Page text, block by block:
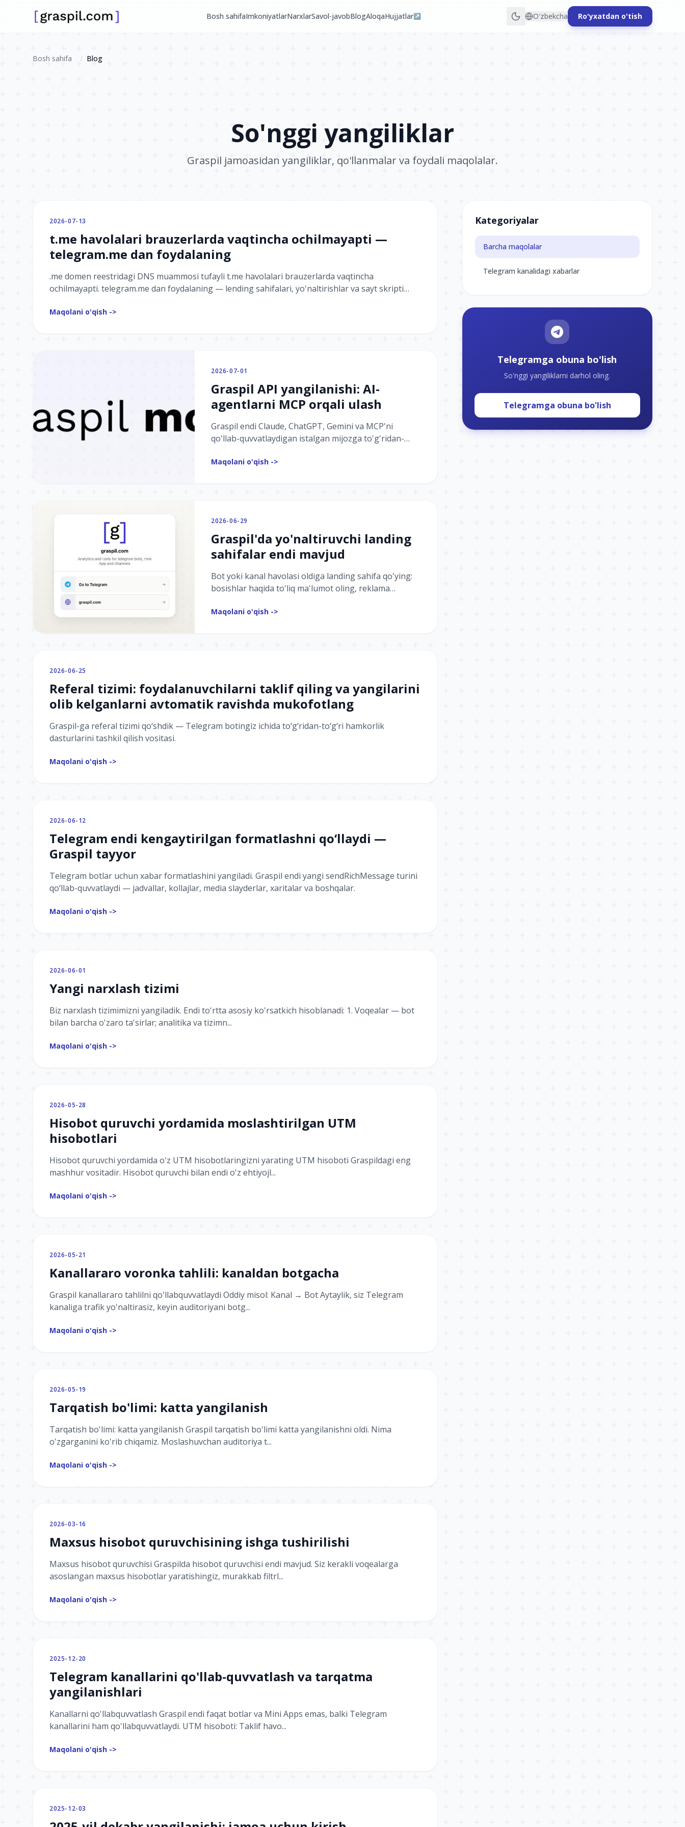
Bosh sahifaImkoniyatlarNarxlarSavol-javobBlogAloqaHujjatlar↗ O'zbekcha Ro'yxatdan o'tish
Bosh sahifa / Blog
So'nggi yangiliklar
Graspil jamoasidan yangiliklar, qo'llanmalar va foydali maqolalar.
2026-07-13
t.me havolalari brauzerlarda vaqtincha ochilmayapti —
telegram.me dan foydalaning
.me domen reestridagi DNS muammosi tufayli t.me havolalari brauzerlarda vaqtincha
ochilmayapti. telegram.me dan foydalaning — lending sahifalari, yo'naltirishlar va sayt skripti
Maqolani o'qish ->
2026-07-01
Graspil API yangilanishi: AI-
agentlarni MCP orqali ulash
Graspil endi Claude, ChatGPT, Gemini va MCP'ni
qo'llab-quvvatlaydigan istalgan mijozga to'g'ridan-
ishlaydi va amallarni bajaradi.
Maqolani o'qish ->
2026-06-29
Graspil'da yo'naltiruvchi landing
sahifalar endi mavjud
Bot yoki kanal havolasi oldiga landing sahifa qo'ying:
bosishlar haqida to'liq ma'lumot oling, reklama
xizmatlarini qo'shing.
Maqolani o'qish ->
2026-06-25
Referal tizimi: foydalanuvchilarni taklif qiling va yangilarini
olib kelganlarni avtomatik ravishda mukofotlang
Graspil-ga referal tizimi qoʻshdik — Telegram botingiz ichida toʻgʻridan-toʻgʻri hamkorlik
dasturlarini tashkil qilish vositasi.
Maqolani o'qish ->
2026-06-12
Telegram endi kengaytirilgan formatlashni qoʻllaydi —
Graspil tayyor
Telegram botlar uchun xabar formatlashini yangiladi. Graspil endi yangi sendRichMessage turini
qoʻllab-quvvatlaydi — jadvallar, kollajlar, media slayderlar, xaritalar va boshqalar.
Maqolani o'qish ->
2026-06-01
Yangi narxlash tizimi
Biz narxlash tizimimizni yangiladik. Endi to'rtta asosiy ko'rsatkich hisoblanadi: 1. Voqealar — bot
bilan barcha o'zaro ta'sirlar; analitika va tizimn...
Maqolani o'qish ->
2026-05-28
Hisobot quruvchi yordamida moslashtirilgan UTM
hisobotlari
Hisobot quruvchi yordamida o'z UTM hisobotlaringizni yarating UTM hisoboti Graspildagi eng
mashhur vositadir. Hisobot quruvchi bilan endi o'z ehtiyojl...
Maqolani o'qish ->
2026-05-21
Kanallararo voronka tahlili: kanaldan botgacha
Graspil kanallararo tahlilni qo'llabquvvatlaydi Oddiy misol: Kanal → Bot Aytaylik, siz Telegram
kanaliga trafik yo'naltirasiz, keyin auditoriyani botg...
Maqolani o'qish ->
2026-05-19
Tarqatish bo'limi: katta yangilanish
Tarqatish bo'limi: katta yangilanish Graspil tarqatish bo'limi katta yangilanishni oldi. Nima
o'zgarganini ko'rib chiqamiz. Moslashuvchan auditoriya t...
Maqolani o'qish ->
2026-03-16
Maxsus hisobot quruvchisining ishga tushirilishi
Maxsus hisobot quruvchisi Graspilda hisobot quruvchisi endi mavjud. Siz kerakli voqealarga
asoslangan maxsus hisobotlar yaratishingiz, murakkab filtrl...
Maqolani o'qish ->
2025-12-20
Telegram kanallarini qo'llab-quvvatlash va tarqatma
yangilanishlari
Kanallarni qo'llabquvvatlash Graspil endi faqat botlar va Mini Apps emas, balki Telegram
kanallarini ham qo'llabquvvatlaydi. UTM hisoboti: Taklif havo...
Maqolani o'qish ->
2025-12-03
Kategoriyalar
Barcha maqolalar
Telegram kanalidagi xabarlar
Telegramga obuna bo'lish
So'nggi yangiliklarni darhol oling.
Telegramga obuna bo'lish